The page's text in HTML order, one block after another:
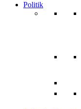
Politik